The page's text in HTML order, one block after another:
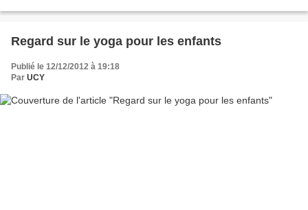
Regard sur le yoga pour les enfants
Publié le 12/12/2012 à 19:18
Par UCY